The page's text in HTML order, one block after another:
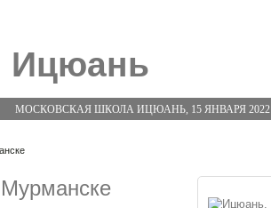
Ицюань
МОСКОВСКАЯ ШКОЛА ИЦЮАНЬ, 15 ЯНВАРЯ 2022